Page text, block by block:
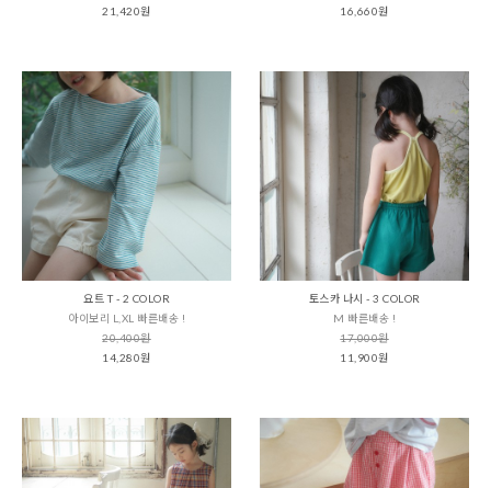
21,420원
16,660원
요트 T - 2 COLOR
아이보리 L,XL 빠른배송 !
20,400원
14,280원
토스카 나시 - 3 COLOR
M 빠른배송 !
17,000원
11,900원